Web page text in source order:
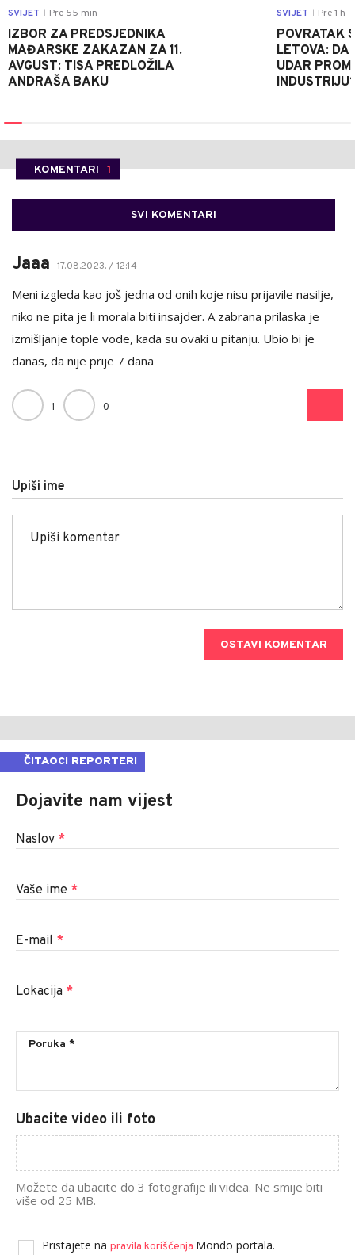
SVIJET Pre 55 min
IZBOR ZA PREDSJEDNIKA
MAĐARSKE ZAKAZAN ZA 11.
AVGUST: TISA PREDLOŽILA
ANDRAŠA BAKU
SVIJET Pre 1 h
POVRATAK
LETOVA: DA
UDAR
KOMENTARI 1
SVI KOMENTARI
Jaaa 17.08.2023. / 12:14
Meni izgleda kao još jedna od onih koje nisu prijavile nasilje,
niko ne pita je li morala biti insajder. A zabrana prilaska je
izmišljanje tople vode, kada su ovaki u pitanju. Ubio bi je
danas, da nije prije 7 dana
1 0
Upiši ime
OSTAVI KOMENTAR
ČITAOCI REPORTERI
Dojavite nam vijest
Naslov *
Vaše ime *
E-mail *
Lokacija *
Ubacite video ili foto
Možete da ubacite do 3 fotografije ili videa. Ne smije biti
više od 25 MB.
Pristajete na pravila korišćenja Mondo portala.